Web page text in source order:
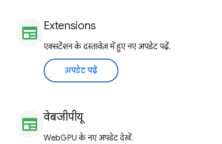
newspaper Extensions
एक्सटेंशन के दस्तावेज़ में हुए नए अपडेट पढ़ें.
अपडेट पढ़ें
newspaper वेबजीपीयू
WebGPU के नए अपडेट देखें.